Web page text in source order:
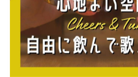
バーで味わう音楽と会話の絶妙
バーでは音楽と会話が絶妙に融合
す。その理由は、音楽が場を和ませ
かけとなるからです。例えば、好